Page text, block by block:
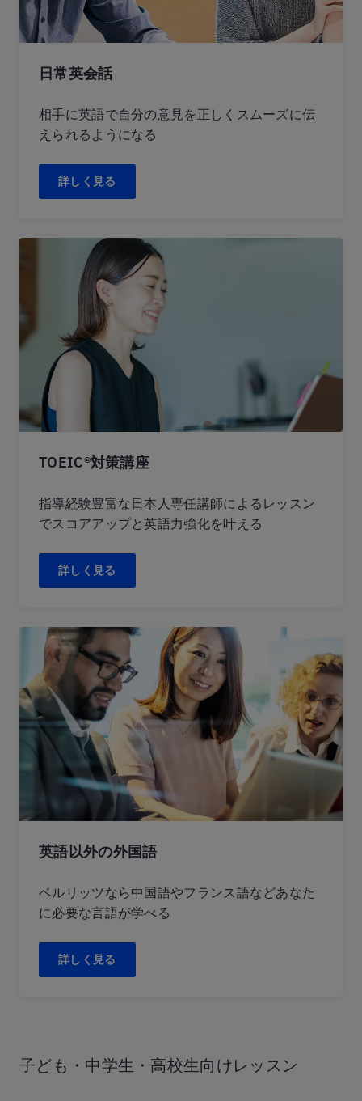
日常英会話
相手に英語で自分の意見を正しくスムーズに伝
えられるようになる
詳しく見る
TOEIC®対策講座
指導経験豊富な日本人専任講師によるレッスン
でスコアアップと英語力強化を叶える
詳しく見る
英語以外の外国語
ベルリッツなら中国語やフランス語などあなた
に必要な言語が学べる
詳しく見る
子ども・中学生・ 高校生向けレッスン